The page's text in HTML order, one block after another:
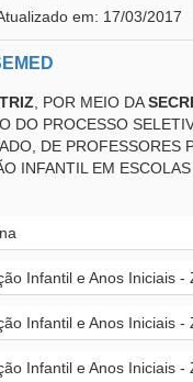
em: 17/03/2017
, POR MEIO DA
DO PROCESSO
DE PROFESSORES
INFANTIL EM
Infantil e Anos Iniciais -
Infantil e Anos Iniciais -
Infantil e Anos Iniciais -